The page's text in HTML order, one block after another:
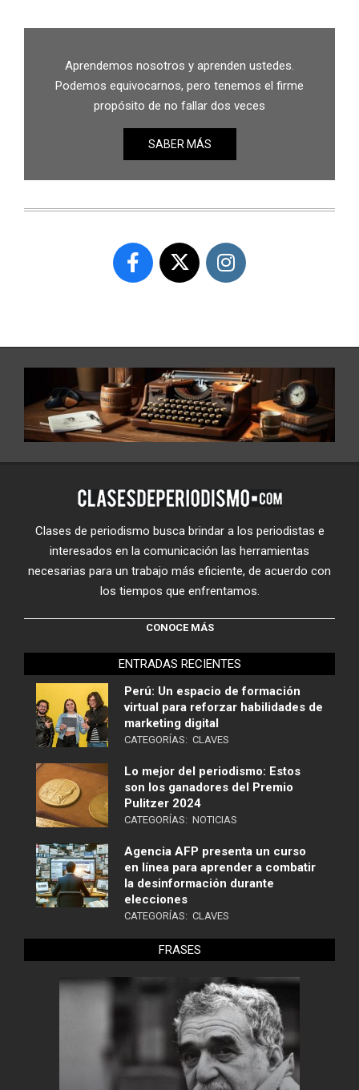
Aprendemos nosotros y aprenden ustedes.
Podemos equivocarnos, pero tenemos el firme
propósito de no fallar dos veces
SABER MÁS
Clases de periodismo busca brindar a los periodistas e
interesados en la comunicación las herramientas
necesarias para un trabajo más eficiente, de acuerdo con
los tiempos que enfrentamos.
CONOCE MÁS
ENTRADAS RECIENTES
Perú: Un espacio de formación
virtual para reforzar habilidades de
marketing digital
CATEGORÍAS: CLAVES
Lo mejor del periodismo: Estos
son los ganadores del Premio
Pulitzer 2024
CATEGORÍAS: NOTICIAS
Agencia AFP presenta un curso
en línea para aprender a combatir
la desinformación durante
elecciones
CATEGORÍAS: CLAVES
FRASES